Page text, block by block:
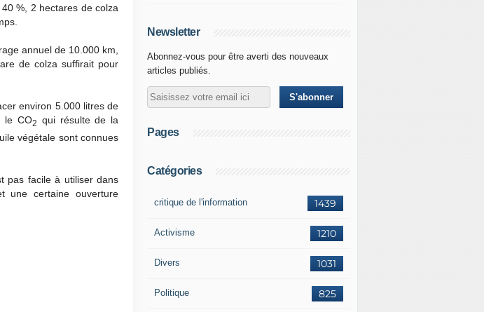
%, 2 hectares de colza
annuel de 10.000 km,
de colza suffirait pour
environ 5.000 litres de
le CO2
qui résulte de la
végétale sont connues
pas facile à utiliser dans
une certaine ouverture
Newsletter
Abonnez-vous pour être averti des nouveaux
articles publiés.
Pages
Catégories
1439
critique de l'information
1210
Activisme
1031
Divers
825
Politique